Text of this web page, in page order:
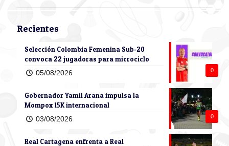
Recientes
0
Selección Colombia Femenina Sub-20
convoca 22 jugadoras para microciclo
05/08/2026
0
Gobernador Yamil Arana impulsa la
Mompox 15K internacional
03/08/2026
Real Cartagena enfrenta a Real